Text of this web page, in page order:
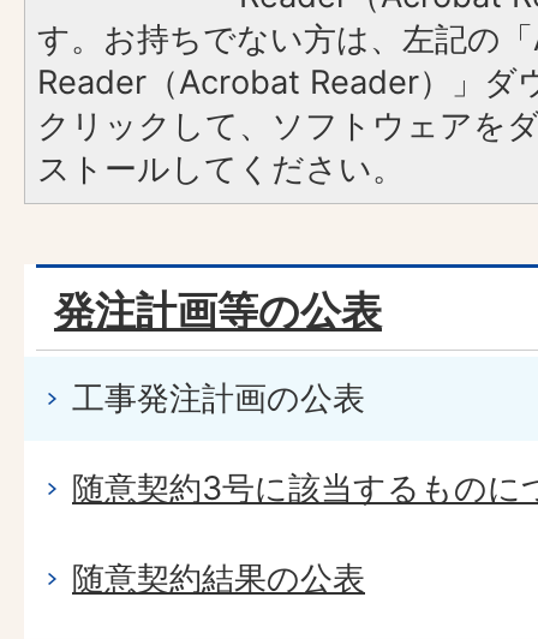
す。お持ちでない方は、左記の
Reader（Acrobat Reader）」ダ
クリックして、ソフトウェアを
ストールしてください。
発注計画等の公表
工事発注計画の公表
随意契約3号に該当するものに
随意契約結果の公表